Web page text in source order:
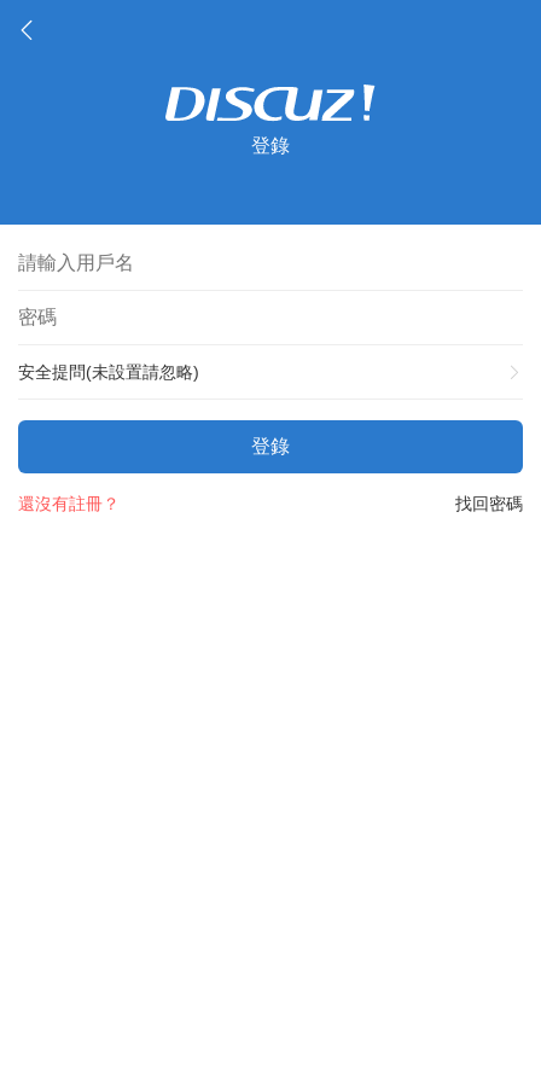
登錄
安全提問(未設置請忽略)
登錄
找回密碼
還沒有註冊？